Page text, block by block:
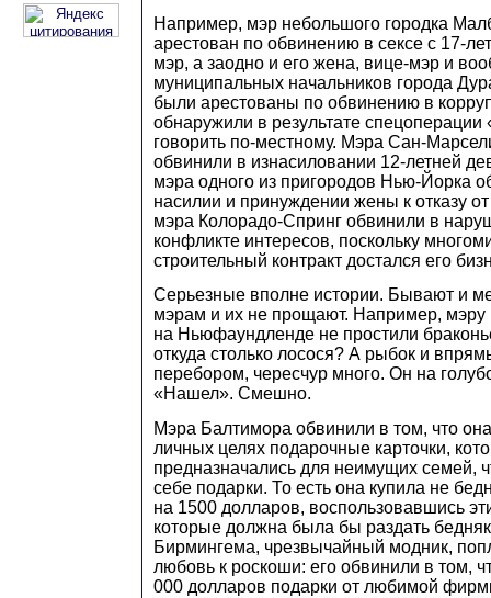
Например, мэр небольшого городка
арестован по обвинению в сексе с 17-
мэр, а заодно и его жена, вице-мэр и
муниципальных начальников города
были арестованы по обвинению в
обнаружили в результате спецоперации
говорить по-местному. Мэра Сан-
обвинили в изнасиловании 12-летней
мэра одного из пригородов Нью-Йорка
насилии и принуждении жены к отказу
мэра Колорадо-Спринг обвинили в
конфликте интересов, поскольку
строительный контракт достался его
Серьезные вполне истории. Бывают и
мэрам и их не прощают. Например, мэру
на Ньюфаундленде не простили
откуда столько лосося? А рыбок и
перебором, чересчур много. Он на
«Нашел». Смешно.
Мэра Балтимора обвинили в том, что
личных целях подарочные карточки,
предназначались для неимущих семей,
себе подарки. То есть она купила не
на 1500 долларов, воспользовавшись
которые должна была бы раздать
Бирмингема, чрезвычайный модник,
любовь к роскоши: его обвинили в том,
000 долларов подарки от любимой